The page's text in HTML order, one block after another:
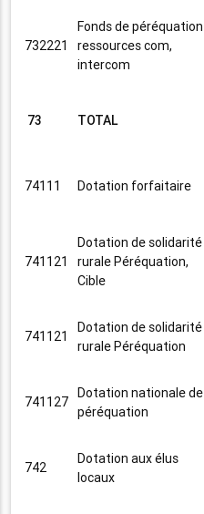
732221
Fonds de péréquation
ressources com,
intercom
73 TOTAL
74111 Dotation forfaitaire
741121
Dotation de solidarité
rurale Péréquation,
Cible
741121
Dotation de solidarité
rurale Péréquation
741127
Dotation nationale de
péréquation
742
Dotation aux élus
locaux